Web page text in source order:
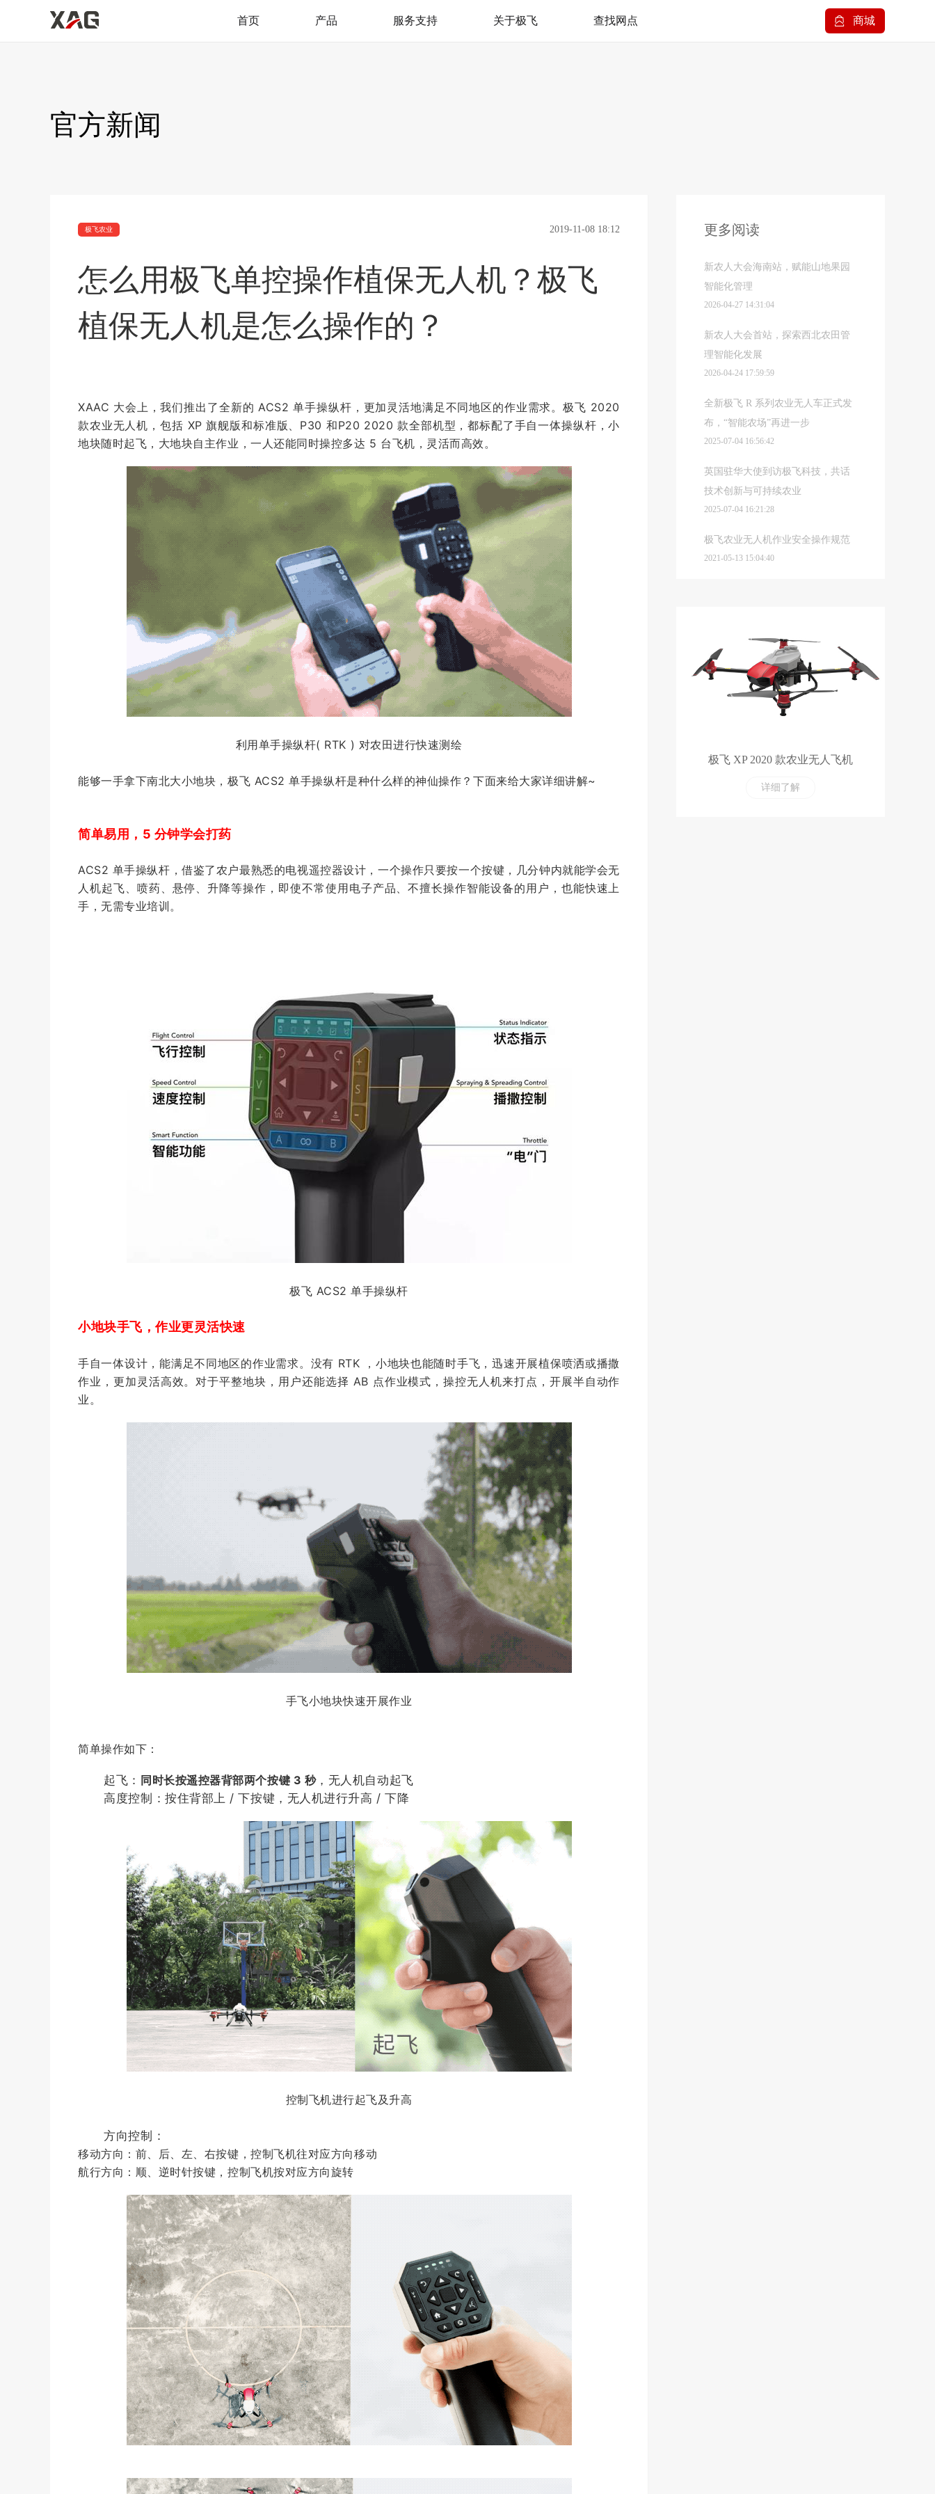
商城
首页 产品 服务支持 关于极飞 查找网点
官方新闻
极飞农业 2019-11-08 18:12
怎么用极飞单控操作植保无人机？极飞
植保无人机是怎么操作的？
XAAC 大会上，我们推出了全新的 ACS2 单手操纵杆，更加灵活地满足不同地区的作业需求。极飞 2020
款农业无人机 ，包括 XP 旗舰版和标准版、P30 和P20 2020 款全部机型，都标配了手自一体操纵杆，小
地块随时起飞，大地块自主作业，一人还能同时操控多达 5 台飞机，灵活而高效。
利用单手操纵杆( RTK ) 对农田进行快速测绘
能够一手拿下南北大小地块，极飞 ACS2 单手操纵杆是种什么样的神仙操作？下面来给大家详细讲解~
简单易用，5 分钟学会打药
ACS2 单手操纵杆，借鉴了农户最熟悉的电视遥控器设计，一个操作只要按一个按键，几分钟内就能学会无
人机起飞、喷药、悬停、升降等操作，即使不常使用电子产品、不擅长操作智能设备的用户，也能快速上
手，无需专业培训。
极飞 ACS2 单手操纵杆
小地块手飞，作业更灵活快速
手自一体设计，能满足不同地区的作业需求。没有 RTK ，小地块也能随时手飞，迅速开展植保喷洒或播撒
作业，更加灵活高效。对于平整地块，用户还能选择 AB 点作业模式，操控无人机来打点，开展半自动作
业。
手飞小地块快速开展作业
简单操作如下：
起飞： 同时长按遥控器背部两个按键 3 秒，无人机自动起飞
高度控制：按住背部上 / 下按键，无人机进行升高 / 下降
控制飞机进行起飞及升高
方向控制：
移动方向：前、后、左、右按键，控制飞机往对应方向移动
航行方向：顺、逆时针按键，控制飞机按对应方向旋转
更多阅读
新农人大会海南站，赋能山地果园
智能化管理
2026-04-27 14:31:04
新农人大会首站，探索西北农田管
理智能化发展
2026-04-24 17:59:59
全新极飞 R 系列农业无人车正式发
布，“智能农场”再进一步
2025-07-04 16:56:42
英国驻华大使到访极飞科技，共话
技术创新与可持续农业
2025-07-04 16:21:28
极飞农业无人机作业安全操作规范
2021-05-13 15:04:40
极飞 XP 2020 款农业无人飞机
详细了解